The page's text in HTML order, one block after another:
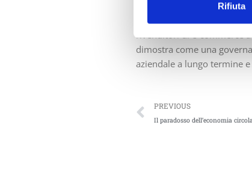
Rifiuta
Dando la priorità a
rivenditori di e-commerce
dimostra come una
aziendale a lungo termine
PREVIOUS
Il paradosso dell’economia